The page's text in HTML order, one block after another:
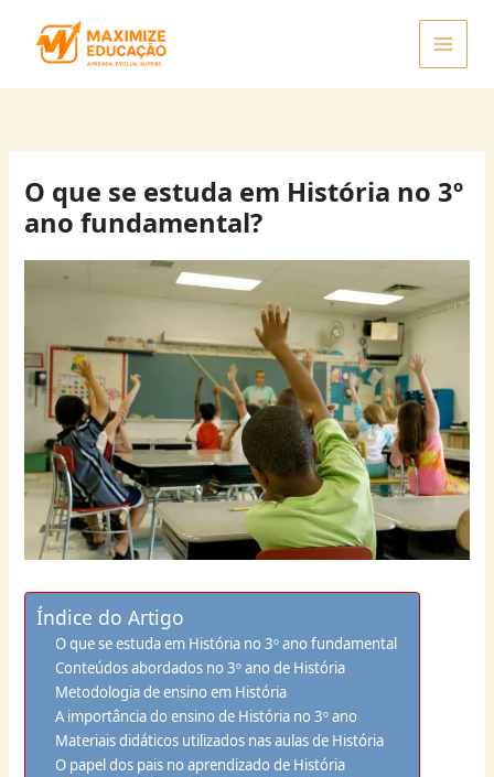
O que se estuda em História no 3º
ano fundamental?
Índice do Artigo
O que se estuda em História no 3º ano fundamental
Conteúdos abordados no 3º ano de História
Metodologia de ensino em História
A importância do ensino de História no 3º ano
Materiais didáticos utilizados nas aulas de História
O papel dos pais no aprendizado de História